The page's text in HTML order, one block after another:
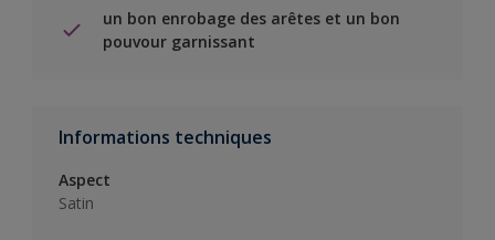
un bon enrobage des arêtes et un bon
pouvour garnissant
Informations techniques
Aspect
Satin